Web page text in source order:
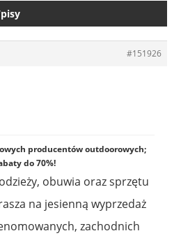
#151926
producentów outdoorowych;
do 70%!
obuwia oraz sprzętu
na jesienną wyprzedaż
zachodnich